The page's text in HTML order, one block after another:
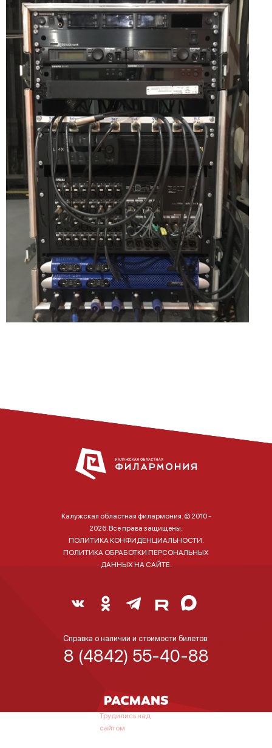
Калужская областная филармония. © 2010 -
2026. Все права защищены.
ПОЛИТИКА КОНФИДЕНЦИАЛЬНОСТИ.
ПОЛИТИКА ОБРАБОТКИ ПЕРСОНАЛЬНЫХ
ДАННЫХ НА САЙТЕ.
Справка о наличии и стоимости билетов:
8 (4842) 55-40-88
Трудились над
сайтом